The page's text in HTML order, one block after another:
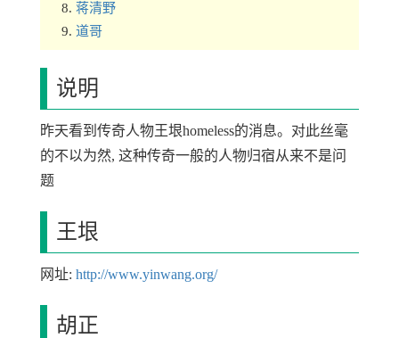
蒋清野
道哥
说明
昨天看到传奇人物王垠homeless的消息。对此丝毫
的不以为然, 这种传奇一般的人物归宿从来不是问
题
王垠
网址: http://www.yinwang.org/
胡正